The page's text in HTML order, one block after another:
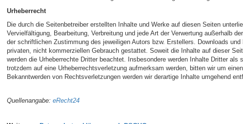
Urheberrecht
Die durch die Seitenbetreiber erstellten Inhalte und Werke auf diesen Seiten
Vervielfältigung, Bearbeitung, Verbreitung und jede Art der Verwertung außerhalb
der schriftlichen Zustimmung des jeweiligen Autors bzw. Erstellers. Downloads
privaten, nicht kommerziellen Gebrauch gestattet. Soweit die Inhalte auf dieser
werden die Urheberrechte Dritter beachtet. Insbesondere werden Inhalte Dritter als
trotzdem auf eine Urheberrechtsverletzung aufmerksam werden, bitten wir um
Bekanntwerden von Rechtsverletzungen werden wir derartige Inhalte umgehend
Quellenangabe: eRecht24